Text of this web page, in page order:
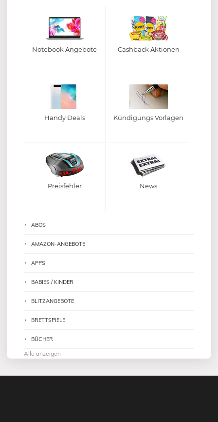
Notebook Angebote Cashback Aktionen
Handy Deals Kündigungs Vorlagen
Preisfehler News
ABOS
AMAZON-ANGEBOTE
APPS
BABIES / KINDER
BLITZANGEBOTE
BRETTSPIELE
BÜCHER
Alle anzeigen